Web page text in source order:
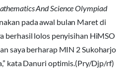
And Science Olympiad
pada awal bulan Maret di
berhasil lolos penyisihan HiMSO
saya berharap MIN 2 Sukoharjo
kata Danuri optimis.(Pry/Djp/rf)